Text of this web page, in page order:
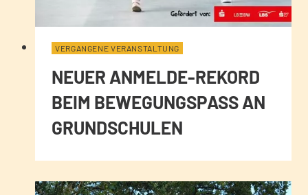
VERGANGENE VERANSTALTUNG
NEUER ANMELDE-REKORD
BEIM BEWEGUNGSPASS AN
GRUNDSCHULEN